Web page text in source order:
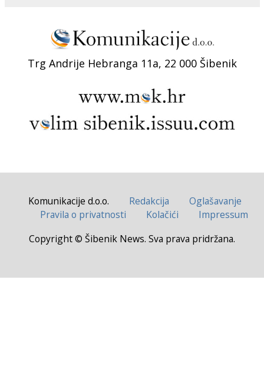
Trg Andrije Hebranga 11a, 22 000 Šibenik
Komunikacije d.o.o. Redakcija
Oglašavanje
Pravila o privatnosti
Kolačići
Impressum
Copyright © Šibenik News. Sva prava pridržana.